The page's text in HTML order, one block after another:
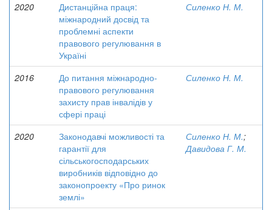
2020
Дистанційна праця:
міжнародний досвід та
проблемні аспекти
правового регулювання в
Україні
Силенко Н. М.
2016
До питання міжнародно-
правового регулювання
захисту прав інвалідів у
сфері праці
Силенко Н. М.
2020
Законодавчі можливості та
гарантії для
сільськогосподарських
виробників відповідно до
законопроекту «Про ринок
землі»
Силенко Н. М.;
Давидова Г. М.